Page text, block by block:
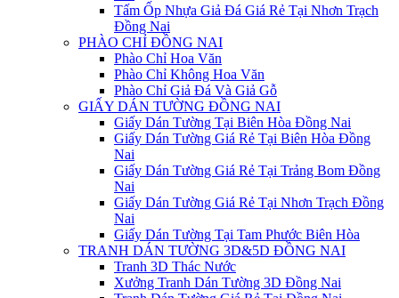
Tấm Ốp Nhựa Giả Đá Giá Rẻ Tại Nhơn Trạch
Đồng Nai
PHÀO CHỈ ĐỒNG NAI
Phào Chỉ Hoa Văn
Phào Chỉ Không Hoa Văn
Phào Chỉ Giả Đá Và Giả Gỗ
GIẤY DÁN TƯỜNG ĐỒNG NAI
Giấy Dán Tường Tại Biên Hòa Đồng Nai
Giấy Dán Tường Giá Rẻ Tại Biên Hòa Đồng
Nai
Giấy Dán Tường Giá Rẻ Tại Trảng Bom Đồng
Nai
Giấy Dán Tường Giá Rẻ Tại Nhơn Trạch Đồng
Nai
Giấy Dán Tường Tại Tam Phước Biên Hòa
TRANH DÁN TƯỜNG 3D&5D ĐỒNG NAI
Tranh 3D Thác Nước
Xưởng Tranh Dán Tường 3D Đồng Nai